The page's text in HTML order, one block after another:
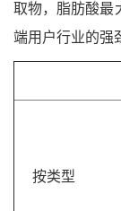
取物，脂肪酸最
端用户行业的强
按类型